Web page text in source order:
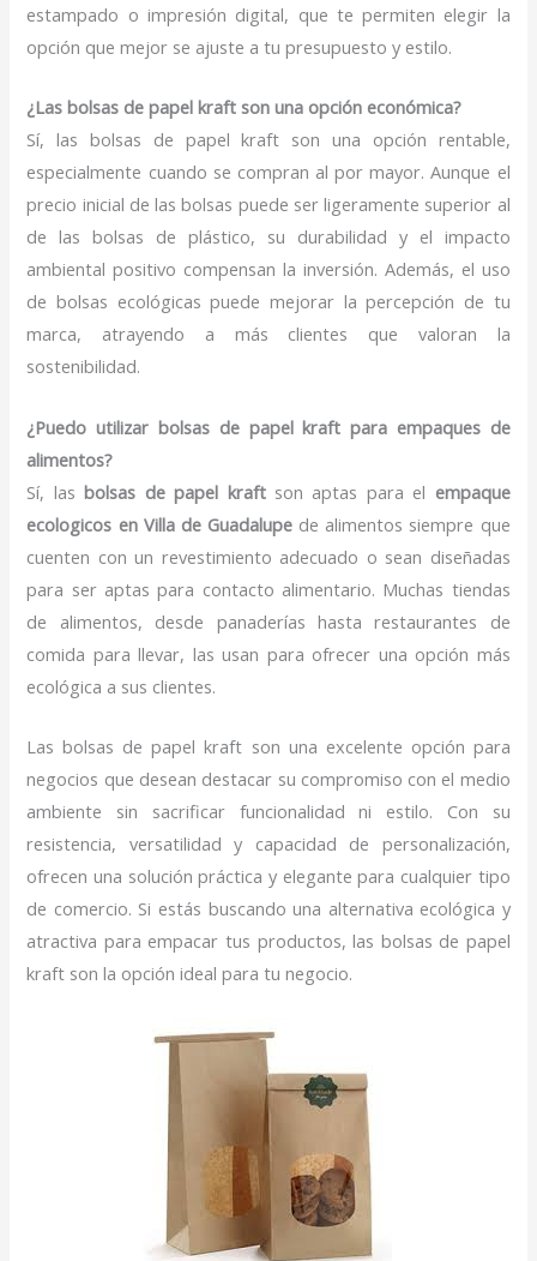
estampado o impresión digital, que te permiten elegir la
opción que mejor se ajuste a tu presupuesto y estilo.
¿Las bolsas de papel kraft son una opción económica?
Sí, las bolsas de papel kraft son una opción rentable,
especialmente cuando se compran al por mayor. Aunque el
precio inicial de las bolsas puede ser ligeramente superior al
de las bolsas de plástico, su durabilidad y el impacto
ambiental positivo compensan la inversión. Además, el uso
de bolsas ecológicas puede mejorar la percepción de tu
marca, atrayendo a más clientes que valoran la
sostenibilidad.
¿Puedo utilizar bolsas de papel kraft para empaques de
alimentos?
Sí, lasbolsas de papel kraft son aptas para el empaque
ecologicos en Villa de Guadalupe de alimentos siempre que
cuenten con un revestimiento adecuado o sean diseñadas
para ser aptas para contacto alimentario. Muchas tiendas
de alimentos, desde panaderías hasta restaurantes de
comida para llevar, las usan para ofrecer una opción más
ecológica a sus clientes.
Las bolsas de papel kraft son una excelente opción para
negocios que desean destacar su compromiso con el medio
ambiente sin sacrificar funcionalidad ni estilo. Con su
resistencia, versatilidad y capacidad de personalización,
ofrecen una solución práctica y elegante para cualquier tipo
de comercio. Si estás buscando una alternativa ecológica y
atractiva para empacar tus productos, las bolsas de papel
kraft son la opción ideal para tu negocio.